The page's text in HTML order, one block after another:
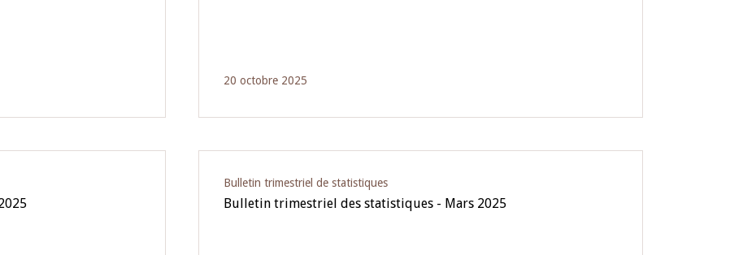
20 octobre 2025
Bulletin trimestriel de statistiques
Bulletin trimestriel des statistiques - Mars 2025